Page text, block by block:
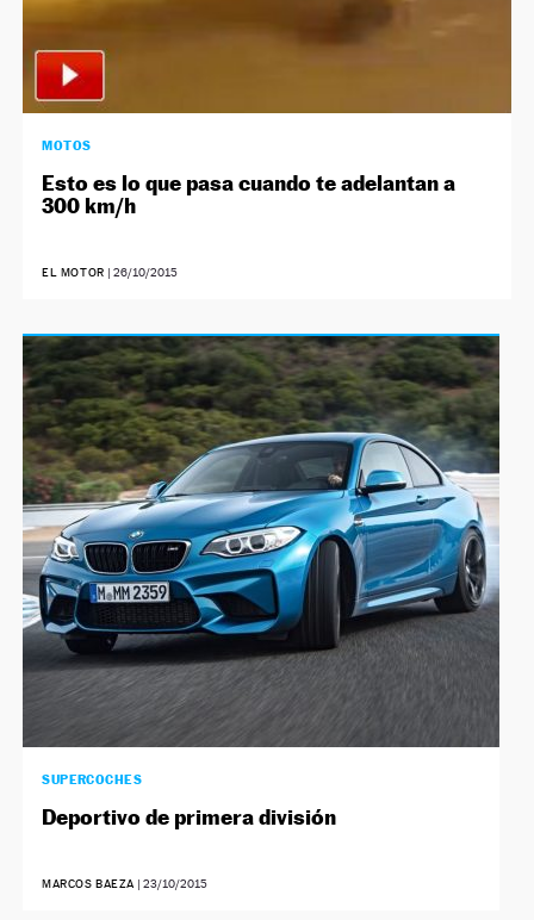
MOTOS
Esto es lo que pasa cuando te adelantan a
300 km/h
EL MOTOR | 26/10/2015
SUPERCOCHES
Deportivo de primera división
MARCOS BAEZA |23/10/2015